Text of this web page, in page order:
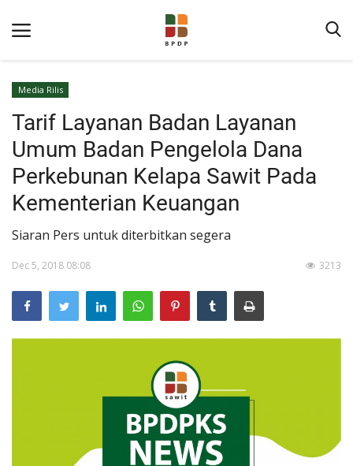
Program Layanan
Hubungi Kami
Media Rilis
Tarif Layanan Badan Layanan
Umum Badan Pengelola Dana
Perkebunan Kelapa Sawit Pada
Kementerian Keuangan
Siaran Pers untuk diterbitkan segera
Dec 5, 2018 08:08 3213